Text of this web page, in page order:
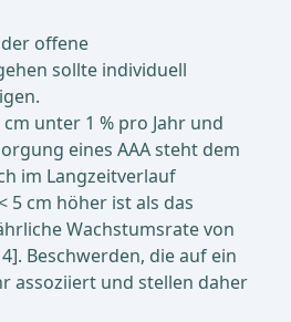
offene
sollte individuell
unter 1 % pro Jahr und
eines AAA steht dem
im Langzeitverlauf
5 cm höher ist als das
Wachstumsrate von
Beschwerden, die auf ein
assoziiert und stellen daher